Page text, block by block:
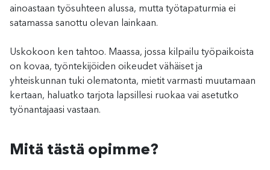
ainoastaan työsuhteen alussa, mutta työtapaturmia ei
satamassa sanottu olevan lainkaan.
Uskokoon ken tahtoo. Maassa, jossa kilpailu työpaikoista
on kovaa, työntekijöiden oikeudet vähäiset ja
yhteiskunnan tuki olematonta, mietit varmasti muutamaan
kertaan, haluatko tarjota lapsillesi ruokaa vai asetutko
työnantajaasi vastaan.
Mitä tästä opimme?